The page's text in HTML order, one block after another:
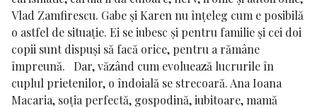
Vlad Zamfirescu. Gabe și Karen nu înțeleg cum e posibilă
o astfel de situație. Ei se iubesc și pentru familie și cei doi
copii sunt dispuși să facă orice, pentru a rămâne
împreună. Dar, văzând cum evoluează lucrurile în
cuplul prietenilor, o îndoială se strecoară. Ana Ioana
Macaria, soția perfectă, gospodină, iubitoare, mamă